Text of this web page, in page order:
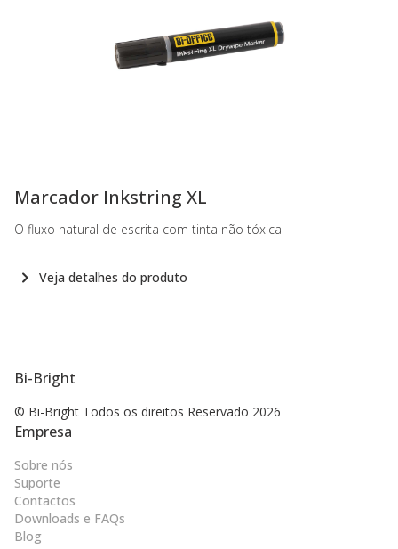
Marcador Inkstring XL
O fluxo natural de escrita com tinta não tóxica
Veja detalhes do produto
Bi-Bright
© Bi-Bright Todos os direitos Reservado 2026
Empresa
Sobre nós
Suporte
Contactos
Downloads e FAQs
Blog